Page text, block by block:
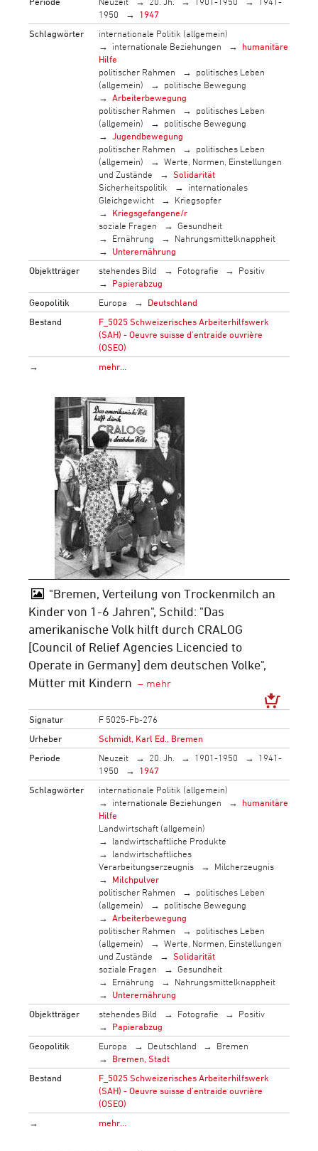
1950
1947
Schlagwörter
internationale Politik (allgemein)
internationale Beziehungen
humanitäre
Hilfe
politischer Rahmen
politisches Leben
(allgemein)
politische Bewegung
Arbeiterbewegung
politischer Rahmen
politisches Leben
(allgemein)
politische Bewegung
Jugendbewegung
politischer Rahmen
politisches Leben
(allgemein)
Werte, Normen, Einstellungen
und Zustände
Solidarität
Sicherheitspolitik
internationales
Gleichgewicht
Kriegsopfer
Kriegsgefangene/r
soziale Fragen
Gesundheit
Ernährung
Nahrungsmittelknappheit
Unterernährung
Objektträger
stehendes Bild Fotografie
Positiv
Papierabzug
Geopolitik
Europa
Deutschland
Bestand
F_5025 Schweizerisches Arbeiterhilfswerk
(SAH) - Oeuvre suisse d'entraide ouvrière
(OSEO)
→
mehr…
"Bremen, Verteilung von Trockenmilch an
Kinder von 1-6 Jahren", Schild: "Das
amerikanische Volk hilft durch CRALOG
[Council of Relief Agencies Licencied to
Operate in Germany] dem deutschen Volke",
Mütter mit Kindern
Signatur
F 5025-Fb-276
Urheber
Schmidt, Karl Ed., Bremen
Periode
Neuzeit 20. Jh. 1901-1950
1941-
1950
1947
Schlagwörter
internationale Politik (allgemein)
internationale Beziehungen
humanitäre
Hilfe
Landwirtschaft (allgemein)
landwirtschaftliche Produkte
landwirtschaftliches
Verarbeitungserzeugnis
Milcherzeugnis
Milchpulver
politischer Rahmen
politisches Leben
(allgemein)
politische Bewegung
Arbeiterbewegung
politischer Rahmen
politisches Leben
(allgemein)
Werte, Normen, Einstellungen
und Zustände
Solidarität
soziale Fragen
Gesundheit
Ernährung
Nahrungsmittelknappheit
Unterernährung
Objektträger
stehendes Bild Fotografie
Positiv
Papierabzug
Geopolitik
Europa Deutschland
Bremen
Bremen, Stadt
Bestand
F_5025 Schweizerisches Arbeiterhilfswerk
(SAH) - Oeuvre suisse d'entraide ouvrière
(OSEO)
→
mehr…